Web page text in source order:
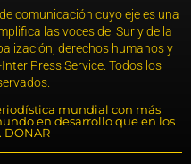
comunicación cuyo eje es una
las voces del Sur y de la
derechos humanos y
Press Service. Todos los
mundial con más
en desarrollo que en los
DONAR